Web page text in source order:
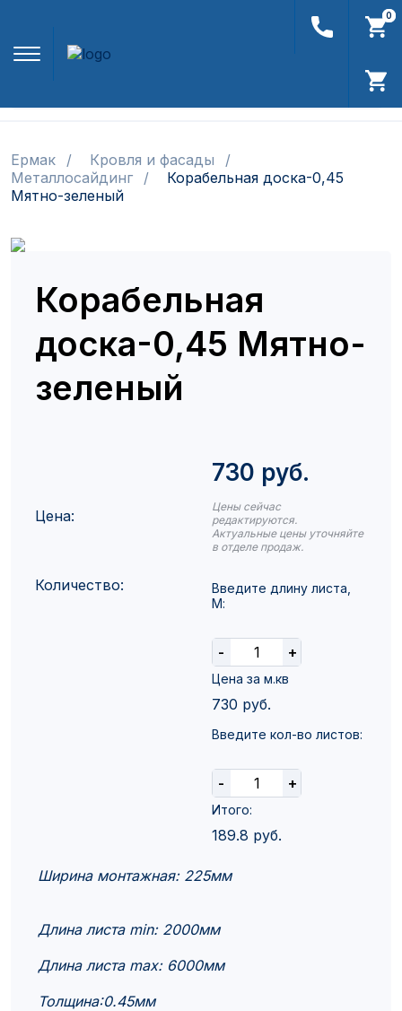
0
0
Ермак
Кровля и фасады
Металлосайдинг
Корабельная доска-0,45
Мятно-зеленый
Корабельная
доска-0,45 Мятно-
зеленый
Цена:
730 руб.
Цены сейчас
редактируются.
Актуальные цены уточняйте
в отделе продаж.
Количество:
Введите длину листа,
М:
- +
Цена за м.кв
730 руб.
Введите кол-во листов:
- +
Итого:
189.8 руб.
Ширина монтажная: 225мм
Длина листа min: 2000мм
Длина листа max: 6000мм
Толщина:0.45мм